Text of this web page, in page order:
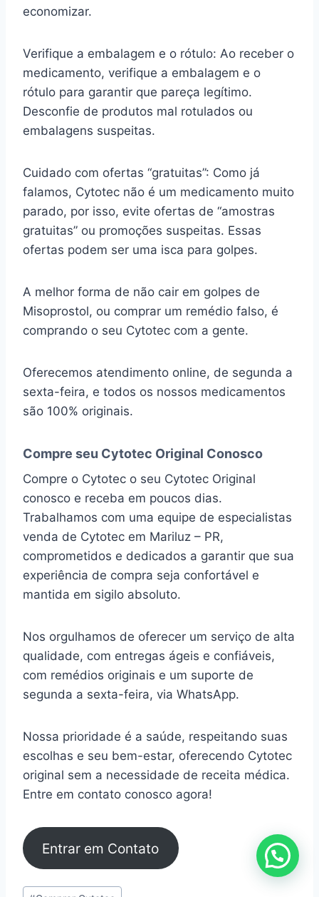
economizar.
Verifique a embalagem e o rótulo: Ao receber o
medicamento, verifique a embalagem e o
rótulo para garantir que pareça legítimo.
Desconfie de produtos mal rotulados ou
embalagens suspeitas.
Cuidado com ofertas “gratuitas”: Como já
falamos, Cytotec não é um medicamento muito
parado, por isso, evite ofertas de “amostras
gratuitas” ou promoções suspeitas. Essas
ofertas podem ser uma isca para golpes.
A melhor forma de não cair em golpes de
Misoprostol, ou comprar um remédio falso, é
comprando o seu Cytotec com a gente.
Oferecemos atendimento online, de segunda a
sexta-feira, e todos os nossos medicamentos
são 100% originais.
Compre seu Cytotec Original Conosco
Compre o Cytotec o seu Cytotec Original
conosco e receba em poucos dias.
Trabalhamos com uma equipe de especialistas
venda de Cytotec em Mariluz – PR,
comprometidos e dedicados a garantir que sua
experiência de compra seja confortável e
mantida em sigilo absoluto.
Nos orgulhamos de oferecer um serviço de alta
qualidade, com entregas ágeis e confiáveis,
com remédios originais e um suporte de
segunda a sexta-feira, via WhatsApp.
Nossa prioridade é a saúde, respeitando suas
escolhas e seu bem-estar, oferecendo Cytotec
original sem a necessidade de receita médica.
Entre em contato conosco agora!
Entrar em Contato
Tags